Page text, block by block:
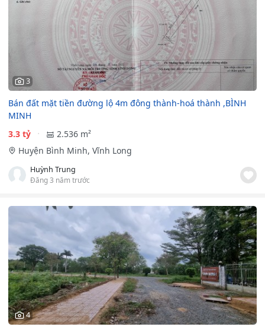
3
Bán đất mặt tiền đường lộ 4m đông thành-hoá thành ,BÌNH
MINH
3.3 tỷ
2.536 m²
Huyện Bình Minh, Vĩnh Long
Huỳnh Trung
Đăng 3 năm trước
4